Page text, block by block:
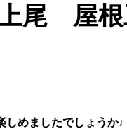
尾 屋根
しめましたでしょうか♩